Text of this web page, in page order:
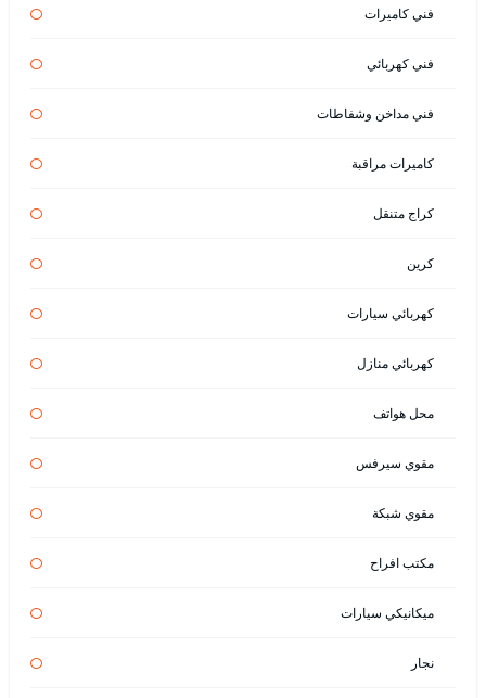
فني كاميرات
فني كهربائي
فني مداخن وشفاطات
كاميرات مراقبة
كراج متنقل
كرين
كهربائي سيارات
كهربائي منازل
محل هواتف
مقوي سيرفس
مقوي شبكة
مكتب افراح
ميكانيكي سيارات
نجار